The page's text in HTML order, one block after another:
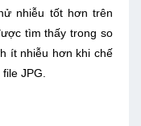
nhiễu tốt hơn trên
tìm thấy trong so
ít nhiễu hơn khi chế
JPG.